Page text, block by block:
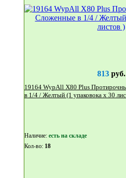
813руб.
19164 WypAll X80 Plus Протирочный материал - Сложенные
Наличие: eсть на складе
Кол-во: 18